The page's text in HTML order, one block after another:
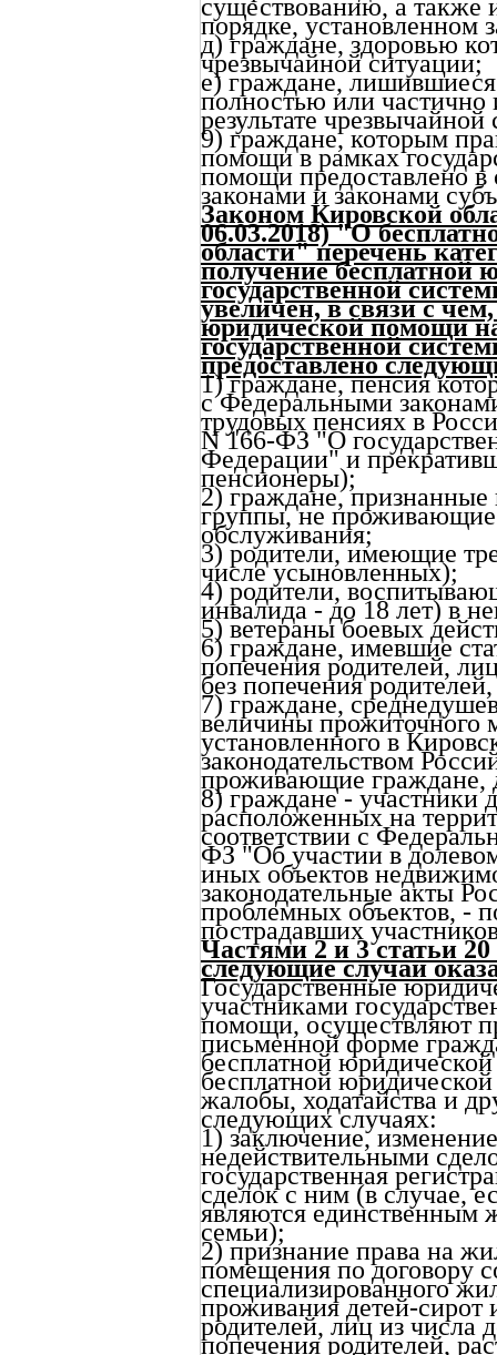
существованию, а
порядке, установленном
д) граждане, здоровью
чрезвычайной ситуации;
е) граждане,
полностью или
результате
9) граждане, которым
помощи в рамках
помощи предоставлено
законами и законами
Законом Кировской
06.03.2018) "О
области" перечень
получение бесплатной
государственной
увеличен, в связи с
юридической помощи
государственной
предоставлено
1) граждане, пенсия
с Федеральными
трудовых пенсиях в
N 166-ФЗ "О
Федерации" и
пенсионеры);
2) граждане,
группы, не проживающие
обслуживания;
3) родители, имеющие
числе усыновленных);
4) родители,
инвалида - до 18 лет) в
5) ветераны боевых
6) граждане, имевшие
попечения родителей,
без попечения
7) граждане,
величины прожиточного
установленного в
законодательством
проживающие граждане,
8) граждане - участники
расположенных на
соответствии с
ФЗ "Об участии в
иных объектов
законодательные акты
проблемных объектов, -
пострадавших
Частями 2 и 3 статьи
следующие случаи
Государственные
участниками
помощи, осуществляют
письменной форме
бесплатной
бесплатной
жалобы, ходатайства и
следующих случаях:
1) заключение,
недействительными
государственная
сделок с ним (в случае,
являются
семьи);
2) признание права на
помещения по договору
специализированного
проживания детей-сирот
родителей, лиц из числа
попечения родителей,